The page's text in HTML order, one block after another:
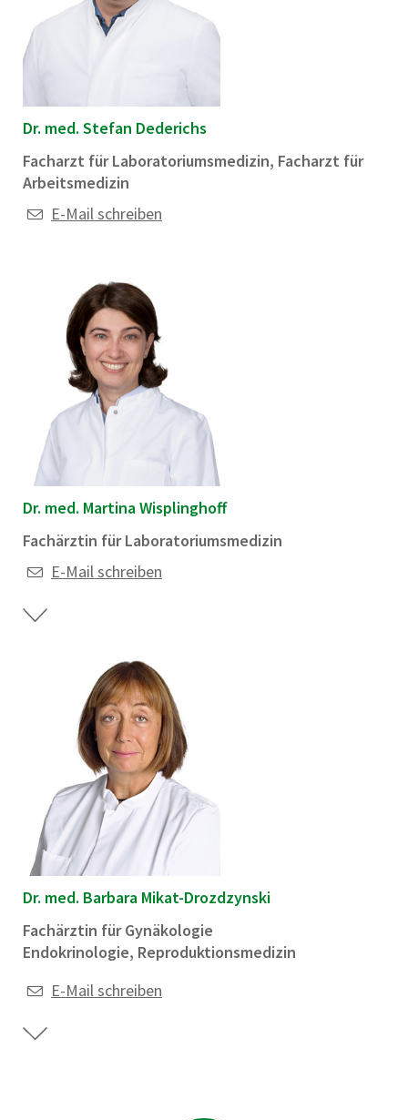
Dr. med. Stefan Dederichs
Facharzt für Laboratoriumsmedizin, Facharzt für
Arbeitsmedizin
E-Mail schreiben
Dr. med. Martina Wisplinghoff
Fachärztin für Laboratoriums­medizin
E-Mail schreiben
Dr. med. Barbara Mikat-Drozdzynski
Fachärztin für Gynäkologie
Endokrinologie, Reproduktionsmedizin
E-Mail schreiben